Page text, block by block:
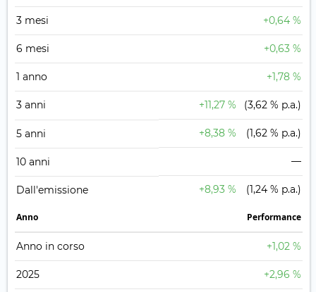
3 mesi +0,64 %
6 mesi +0,63 %
1 anno +1,78 %
3 anni +11,27 % (3,62 % p.a.)
5 anni +8,38 % (1,62 % p.a.)
10 anni —
Dall'emissione +8,93 % (1,24 % p.a.)
Anno Performance
Anno in corso +1,02 %
2025 +2,96 %